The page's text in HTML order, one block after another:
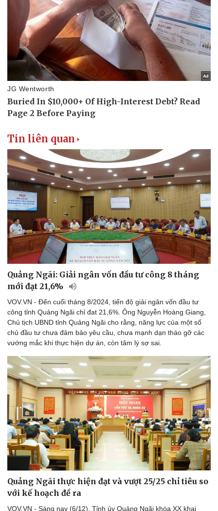
Doanh nghiệp
Thông tin doanh nghiệp
Doanh nghiệp 24h
Doanh nhân
Vì cộng đồng
Công nghệ
Sành điệu
Tin Công nghệ
Trải nghiệm
Tin liên quan
Quảng Ngãi: Giải ngân vốn đầu tư công 8 tháng
mới đạt 21,6%
VOV.VN - Đến cuối tháng 8/2024, tiến độ giải ngân vốn đầu tư
công tỉnh Quảng Ngãi chỉ đat 21,6%. Ông Nguyễn Hoàng Giang,
Chủ tịch UBND tỉnh Quảng Ngãi cho rằng, năng lực của một số
chủ đầu tư chưa đảm bảo yêu cầu, chưa mạnh dạn tháo gỡ các
vướng mắc khi thực hiện dự án, còn tâm lý sợ sai.
Quảng Ngãi thực hiện đạt và vượt 25/25 chỉ tiêu so
với kế hoạch đề ra
VOV.VN - Sáng nay (6/12), Tỉnh ủy Quảng Ngãi khóa XX khai